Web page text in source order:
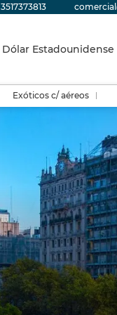
3517373813
Dólar Estadounidense
Exóticos c/ aéreos